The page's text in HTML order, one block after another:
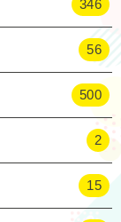
346
56
500
2
15